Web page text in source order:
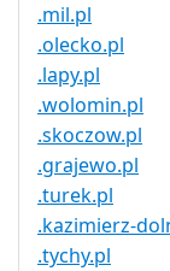
.mil.pl
.olecko.pl
.lapy.pl
.wolomin.pl
.skoczow.pl
.grajewo.pl
.turek.pl
.kazimierz-
.tychy.pl